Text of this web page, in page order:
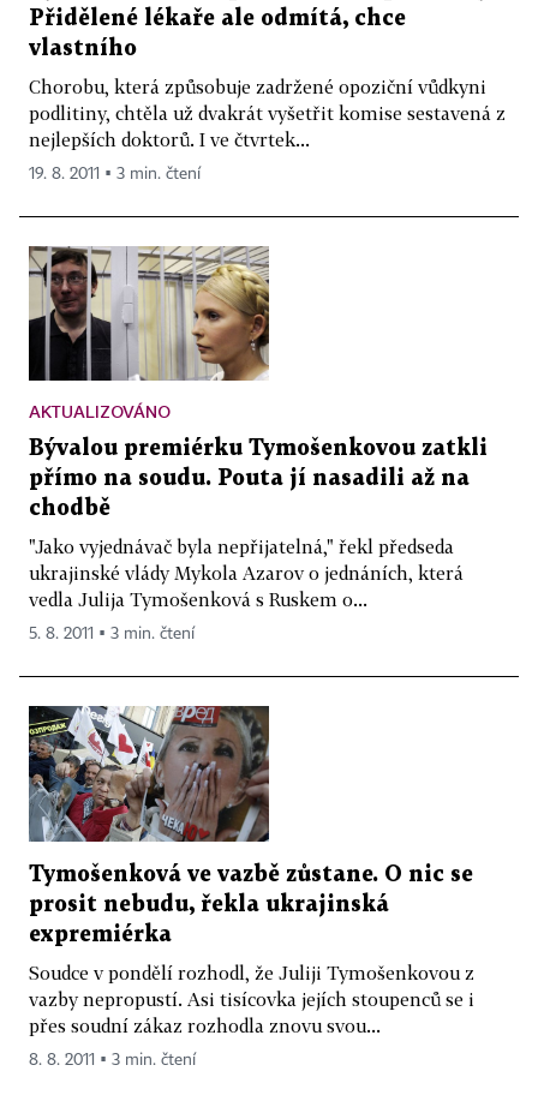
Přidělené lékaře ale odmítá, chce
vlastního
Chorobu, která způsobuje zadržené opoziční vůdkyni
podlitiny, chtěla už dvakrát vyšetřit komise sestavená z
nejlepších doktorů. I ve čtvrtek...
19. 8. 2011 ▪ 3 min. čtení
AKTUALIZOVÁNO
Bývalou premiérku Tymošenkovou zatkli
přímo na soudu. Pouta jí nasadili až na
chodbě
"Jako vyjednávač byla nepřijatelná," řekl předseda
ukrajinské vlády Mykola Azarov o jednáních, která
vedla Julija Tymošenková s Ruskem o...
5. 8. 2011 ▪ 3 min. čtení
Tymošenková ve vazbě zůstane. O nic se
prosit nebudu, řekla ukrajinská
expremiérka
Soudce v pondělí rozhodl, že Juliji Tymošenkovou z
vazby nepropustí. Asi tisícovka jejích stoupenců se i
přes soudní zákaz rozhodla znovu svou...
8. 8. 2011 ▪ 3 min. čtení